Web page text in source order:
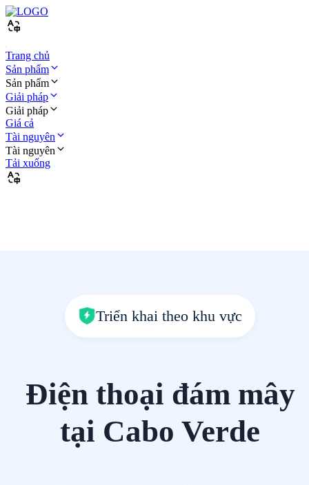
Trang chủ
Sản phẩm
Sản phẩm
Giải pháp
Giải pháp
Giá cả
Tài nguyên
Tài nguyên
Tải xuống
Triển khai theo khu vực
Điện thoại đám mây
tại Cabo Verde